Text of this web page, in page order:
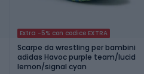
Extra -5% con codice EXTRA
Scarpe da wrestling per bambini
adidas Havoc purple team/lucid
lemon/signal cyan